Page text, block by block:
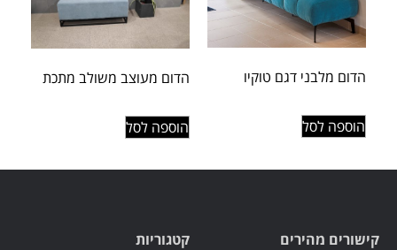
הדום מלבני דגם טוקיו
הוספה לסל
הדום מעוצב משולב מתכת
הוספה לסל
קישורים מהירים קטגוריות